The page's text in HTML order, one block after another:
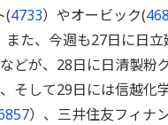
(4733）やオービック(
また、今週も27日に日立
どが、28日に日清製粉
そして29日には信越化
）、三井住友フィナ